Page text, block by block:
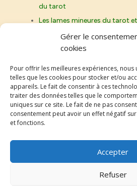
Gérer le
cookies
Pour offrir les meilleures expériences,
telles que les cookies pour stocker et/ou
appareils. Le fait de consentir à ces
traiter des données telles que le
uniques sur ce site. Le fait de ne pas
consentement peut avoir un effet négatif
et fonctions.
Accepter
Refuser
du tarot
Les lames mineures du tarot
familiale : les…
L’Empereur et L’Impératrice :